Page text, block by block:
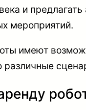
и
мероприятий.
имеют